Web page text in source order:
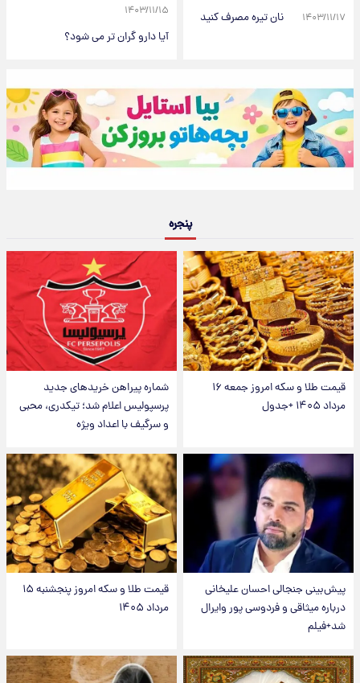
۱۴۰۳/۱۱/۱۷ نان تیره مصرف کنید ۱۴۰۳/۱۱/۱۵
آیا دارو گران تر می شود؟
پنجره
قیمت طلا و سکه امروز جمعه ۱۶
مرداد ۱۴۰۵ +جدول
شماره پیراهن خریدهای جدید
پرسپولیس اعلام شد؛ تیکدری، محبی
و سرگیف با اعداد ویژه
پیش‌بینی جنجالی احسان علیخانی
درباره میثاقی و فردوسی پور وایرال
شد+فیلم
قیمت طلا و سکه امروز پنجشنبه ۱۵
مرداد ۱۴۰۵